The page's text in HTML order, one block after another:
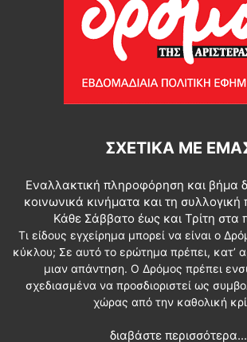
ΣΧΕΤΙΚΆ ΜΕ
Εναλλακτική πληροφόρηση και βήμα
κοινωνικά κινήματα και τη συλλογική
Κάθε Σάββατο έως και Τρίτη στα
Τι είδους εγχείρημα μπορεί να είναι ο
κύκλου; Σε αυτό το ερώτημα πρέπει, κατ’
μιαν απάντηση. Ο Δρόμος πρέπει
σχεδιασμένα να προσδιοριστεί ως
χώρας από την καθολική
διαβάστε περισσότερα...